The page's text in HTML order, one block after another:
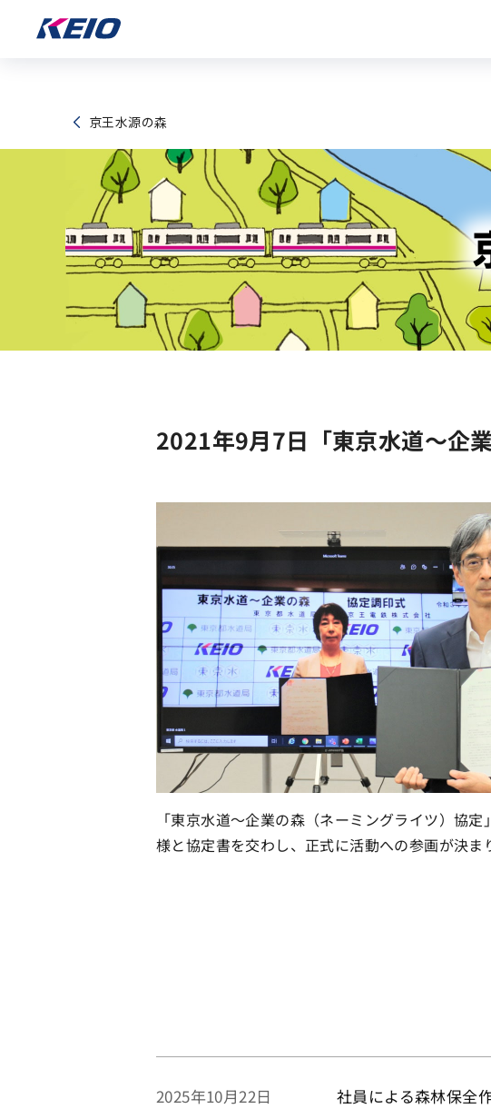
京王水源の森
2021年9月7日「東京水道～企
「東京水道～企業の森（ネーミングライツ）協
様と協定書を交わし、正式に活動への参画が決ま
2025年10月22日 社員による森林保全